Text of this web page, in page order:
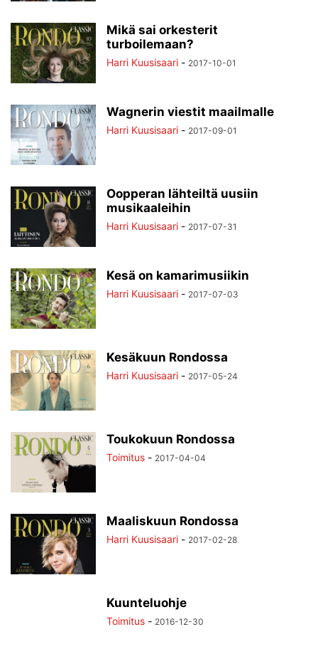
VUOSIKERTA YHTEYSTIEDOT
Mikä sai orkesterit
turboilemaan?
Harri Kuusisaari - 2017-10-01
Wagnerin viestit maailmalle
Harri Kuusisaari - 2017-09-01
Oopperan lähteiltä uusiin
musikaaleihin
Harri Kuusisaari - 2017-07-31
Kesä on kamarimusiikin
Harri Kuusisaari - 2017-07-03
Kesäkuun Rondossa
Harri Kuusisaari - 2017-05-24
Toukokuun Rondossa
Toimitus - 2017-04-04
Maaliskuun Rondossa
Harri Kuusisaari - 2017-02-28
Kuunteluohje
Toimitus - 2016-12-30